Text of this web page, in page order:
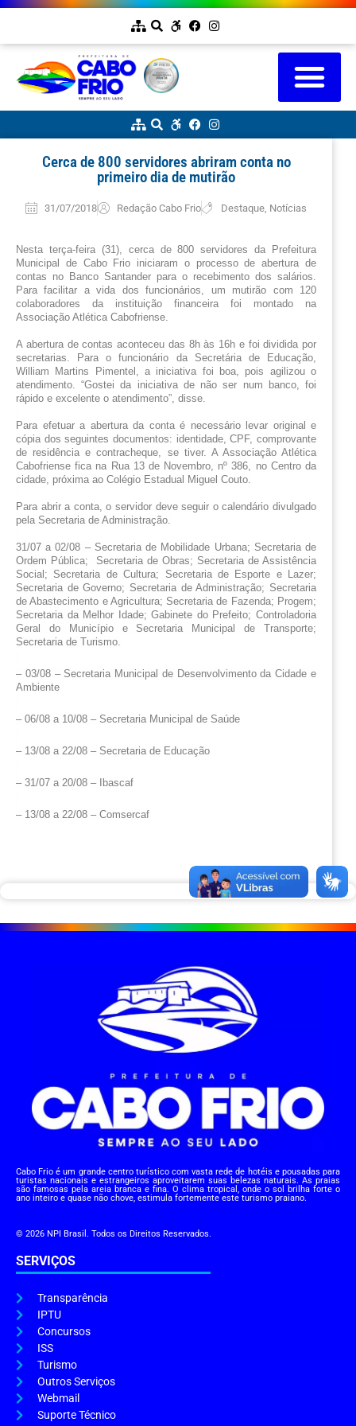
Cerca de 800 servidores abriram conta no
primeiro dia de mutirão
31/07/2018 Redação Cabo Frio Destaque, Notícias
Nesta terça-feira (31),
cerca de 800 servidores da Prefeitura
Municipal de Cabo Frio iniciaram o processo de abertura de
contas no Banco Santander para o recebimento dos salários.
Para facilitar a vida dos funcionários, um mutirão com 120
colaboradores da instituição financeira foi montado na
Associação Atlética Cabofriense.
A abertura de contas aconteceu das 8h às 16h e foi dividida por
secretarias. Para o funcionário da Secretária de Educação,
William Martins Pimentel, a iniciativa foi boa, pois agilizou o
atendimento. “Gostei da iniciativa de não ser num banco, foi
rápido e excelente o atendimento”, disse.
Para efetuar a abertura da conta é necessário levar original e
cópia dos seguintes documentos: identidade, CPF, comprovante
de residência e contracheque, se tiver. A Associação Atlética
Cabofriense fica na Rua 13 de Novembro, nº 386, no Centro da
cidade, próxima ao Colégio Estadual Miguel Couto.
Para abrir a conta, o servidor deve seguir o calendário divulgado
pela Secretaria de Administração.
31/07 a 02/08 – Secretaria de Mobilidade Urbana; Secretaria de
Ordem Pública;  Secretaria de Obras; Secretaria de Assistência
Social; Secretaria de Cultura; Secretaria de Esporte e Lazer;
Secretaria de Governo; Secretaria de Administração; Secretaria
de Abastecimento e Agricultura; Secretaria de Fazenda; Progem;
Secretaria da Melhor Idade; Gabinete do Prefeito; Controladoria
Geral do Município e Secretaria Municipal de Transporte;
Secretaria de Turismo.
– 03/08 – Secretaria Municipal de Desenvolvimento da Cidade e
Ambiente
– 06/08 a 10/08 – Secretaria Municipal de Saúde
– 13/08 a 22/08 – Secretaria de Educação
– 31/07 a 20/08 – Ibascaf
– 13/08 a 22/08 – Comsercaf
Cabo Frio é um grande centro turístico com vasta rede de hotéis e pousadas para
turistas nacionais e estrangeiros aproveitarem suas belezas naturais. As praias
são famosas pela areia branca e fina. O clima tropical, onde o sol brilha forte o
ano inteiro e quase não chove, estimula fortemente este turismo praiano.
© 2026 NPI Brasil. Todos os Direitos Reservados.
SERVIÇOS
Transparência
IPTU
Concursos
ISS
Turismo
Outros Serviços
Webmail
Suporte Técnico